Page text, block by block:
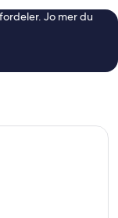
Jo mer du